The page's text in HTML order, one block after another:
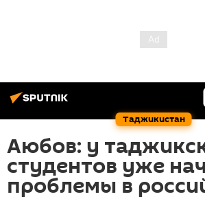
Таджикистан
Аюбов: у
студентов уже
проблемы в